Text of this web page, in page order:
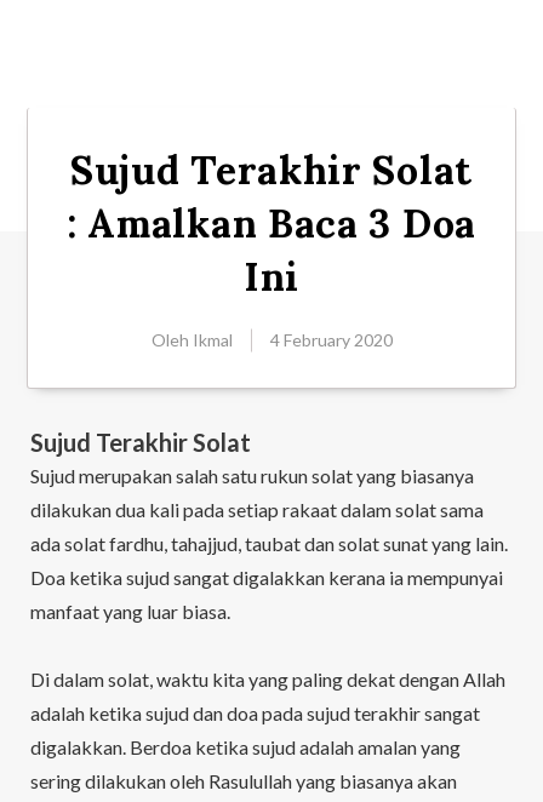
Sujud Terakhir Solat
: Amalkan Baca 3 Doa
Ini
Oleh Ikmal 4 February 2020
Sujud Terakhir Solat
Sujud merupakan salah satu rukun solat yang biasanya
dilakukan dua kali pada setiap rakaat dalam solat sama
ada solat fardhu, tahajjud, taubat dan solat sunat yang lain.
Doa ketika sujud sangat digalakkan kerana ia mempunyai
manfaat yang luar biasa.
Di dalam solat, waktu kita yang paling dekat dengan Allah
adalah ketika sujud dan doa pada sujud terakhir sangat
digalakkan. Berdoa ketika sujud adalah amalan yang
sering dilakukan oleh Rasulullah yang biasanya akan